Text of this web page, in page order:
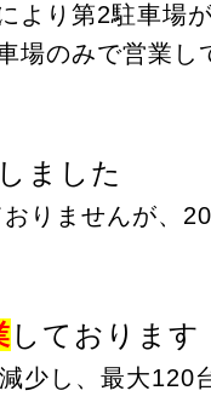
より第2駐車場
場のみで営業し
しました
りませんが、
しております
少し、最大120